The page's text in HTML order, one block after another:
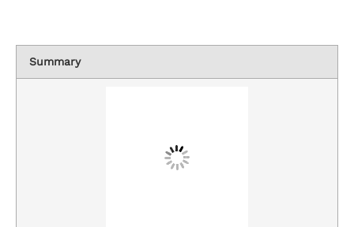
Summary